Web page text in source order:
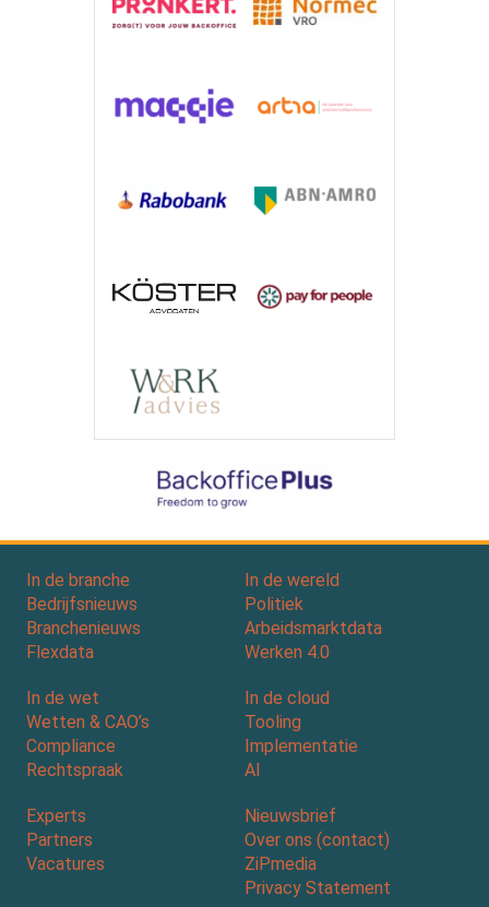
In de branche
Bedrijfsnieuws
Branchenieuws
Flexdata
In de wereld
Politiek
Arbeidsmarktdata
Werken 4.0
In de wet
Wetten & CAO’s
Compliance
Rechtspraak
In de cloud
Tooling
Implementatie
AI
Experts
Partners
Vacatures
Nieuwsbrief
Over ons (contact)
ZiPmedia
Privacy Statement